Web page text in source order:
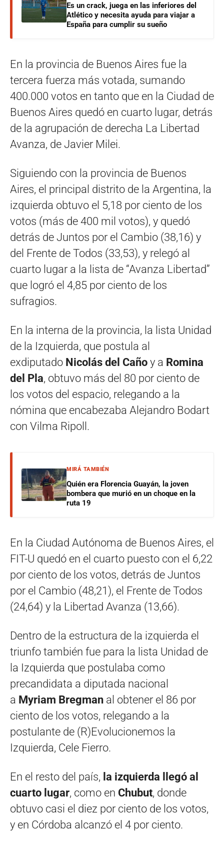
Es un crack, juega en las inferiores del
Atlético y necesita ayuda para viajar a
España para cumplir su sueño
En la provincia de Buenos Aires fue la
tercera fuerza más votada, sumando
400.000 votos en tanto que en la Ciudad de
Buenos Aires quedó en cuarto lugar, detrás
de la agrupación de derecha La Libertad
Avanza, de Javier Milei.
Siguiendo con la provincia de Buenos
Aires, el principal distrito de la Argentina, la
izquierda obtuvo el 5,18 por ciento de los
votos (más de 400 mil votos), y quedó
detrás de Juntos por el Cambio (38,16) y
del Frente de Todos (33,53), y relegó al
cuarto lugar a la lista de “Avanza Libertad”
que logró el 4,85 por ciento de los
sufragios.
En la interna de la provincia, la lista Unidad
de la Izquierda, que postula al
exdiputado Nicolás del Caño y a Romina
del Pla, obtuvo más del 80 por ciento de
los votos del espacio, relegando a la
nómina que encabezaba Alejandro Bodart
con Vilma Ripoll.
MIRÁ TAMBIÉN
Quién era Florencia Guayán, la joven
bombera que murió en un choque en la
ruta 19
En la Ciudad Autónoma de Buenos Aires, el
FIT-U quedó en el cuarto puesto con el 6,22
por ciento de los votos, detrás de Juntos
por el Cambio (48,21), el Frente de Todos
(24,64) y la Libertad Avanza (13,66).
Dentro de la estructura de la izquierda el
triunfo también fue para la lista Unidad de
la Izquierda que postulaba como
precandidata a diputada nacional
a Myriam Bregman al obtener el 86 por
ciento de los votos, relegando a la
postulante de (R)Evolucionemos la
Izquierda, Cele Fierro.
En el resto del país, la izquierda llegó al
cuarto lugar, como en Chubut, donde
obtuvo casi el diez por ciento de los votos,
y en Córdoba alcanzó el 4 por ciento.